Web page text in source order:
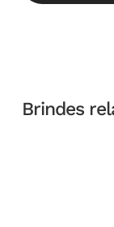
Brindes